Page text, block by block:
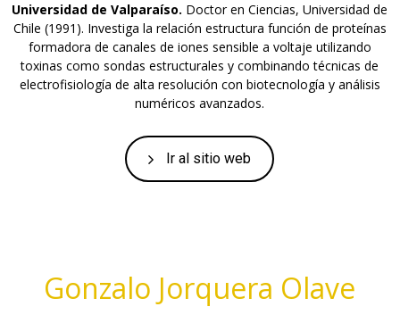
Universidad de Valparaíso. Doctor en Ciencias, Universidad de
Chile (1991). Investiga la relación estructura función de proteínas
formadora de canales de iones sensible a voltaje utilizando
toxinas como sondas estructurales y combinando técnicas de
electrofisiología de alta resolución con biotecnología y análisis
numéricos avanzados.
Ir al sitio web
Gonzalo Jorquera Olave